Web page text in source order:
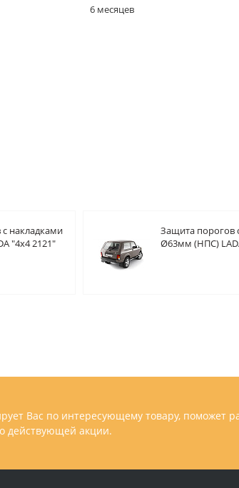
6 месяцев
накладками
"4х4 2121"
Защита порогов
Ø63мм (НПС)
Вас по интересующему товару, поможет
действующей акции.